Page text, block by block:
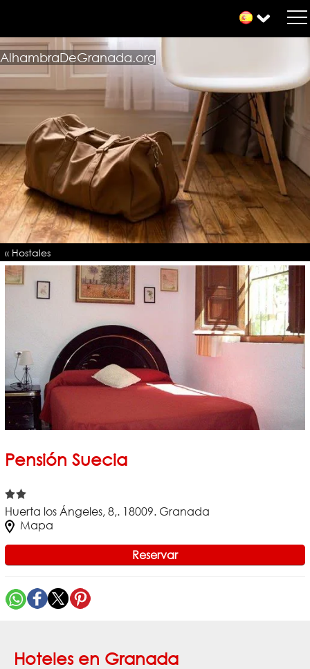
AlhambraDeGranada.org
« Hostales
Pensión Suecia
Huerta los Ángeles, 8,. 18009. Granada
Mapa
Reservar
Hoteles en Granada